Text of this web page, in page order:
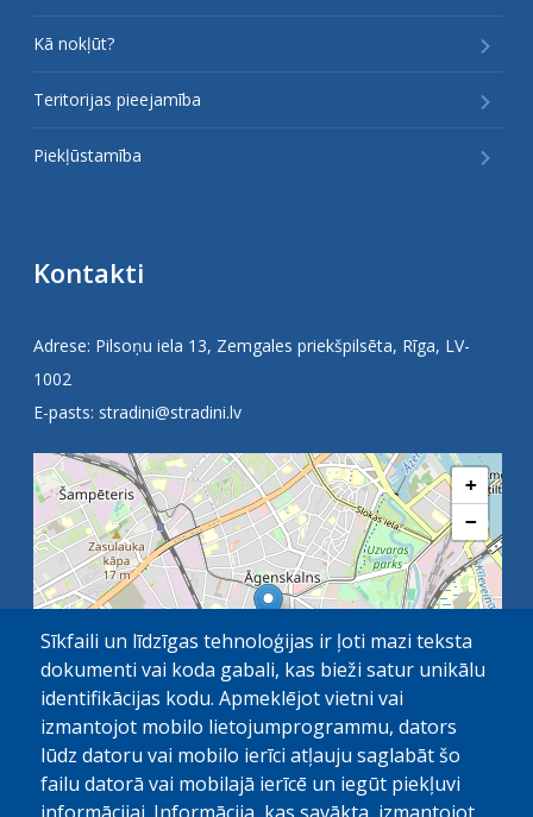
Kā nokļūt?
Teritorijas pieejamība
Piekļūstamība
Kontakti
Adrese: Pilsoņu iela 13, Zemgales priekšpilsēta, Rīga, LV-
1002
E-pasts: stradini@stradini.lv
+
−
1 km OpenStreetMap contributors
Sīkfaili un līdzīgas tehnoloģijas ir ļoti mazi teksta
dokumenti vai koda gabali, kas bieži satur unikālu
identifikācijas kodu. Apmeklējot vietni vai
izmantojot mobilo lietojumprogrammu, dators
lūdz datoru vai mobilo ierīci atļauju saglabāt šo
failu datorā vai mobilajā ierīcē un iegūt piekļuvi